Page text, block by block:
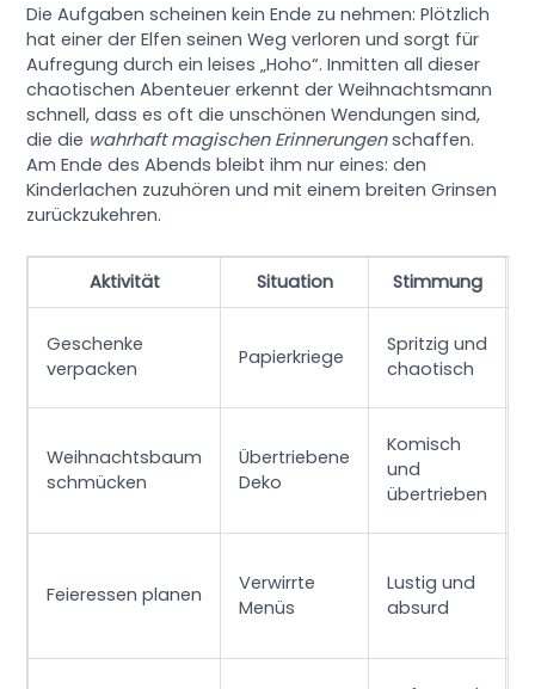
Die Aufgaben scheinen kein Ende zu nehmen: Plötzlich
hat einer der Elfen seinen Weg verloren und sorgt für
Aufregung durch ein leises „Hoho“. Inmitten all dieser
chaotischen Abenteuer erkennt der Weihnachtsmann
schnell, dass es oft die unschönen Wendungen sind,
die die wahrhaft magischen Erinnerungenschaffen.
Am Ende des Abends bleibt ihm nur eines: den
Kinderlachen zuzuhören und mit einem breiten Grinsen
zurückzukehren.
Aktivität Situation Stimmung
Geschenke
verpacken
Papierkriege
Spritzig und
chaotisch
Weihnachtsbaum
schmücken
Übertriebene
Deko
Komisch
und
übertrieben
Feieressen planen
Verwirrte
Menüs
Lustig und
absurd